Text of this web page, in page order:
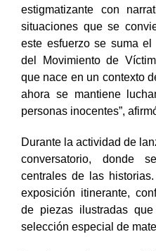
estigmatizante con
situaciones que se
este esfuerzo se suma
del Movimiento de
que nace en un contexto
ahora se mantiene
personas inocentes”,
Durante la actividad de
conversatorio, donde
centrales de las
exposición itinerante,
de piezas ilustradas
selección especial de